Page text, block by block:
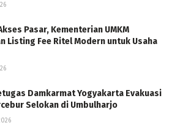
Pasar, Kementerian UMKM
Listing Fee Ritel Modern untuk Usaha
Damkarmat Yogyakarta Evakuasi
Selokan di Umbulharjo